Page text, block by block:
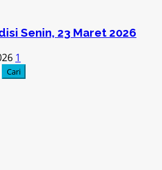
Senin, 23 Maret 2026
1